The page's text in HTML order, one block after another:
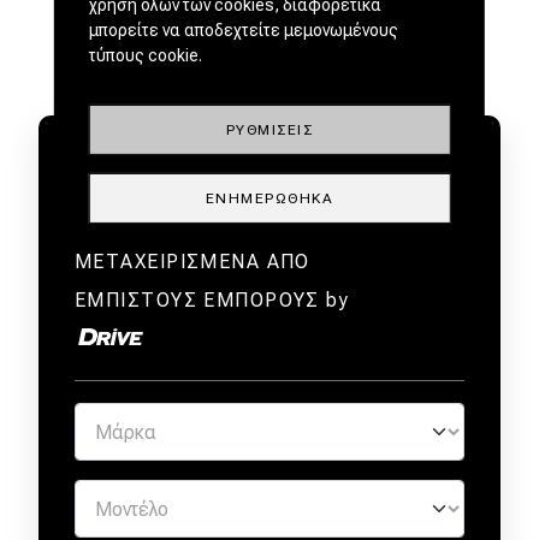
ΜΕΤΑΧΕΙΡΙΣΜΕΝΑ ΑΠΟ
ΕΜΠΙΣΤΟΥΣ ΕΜΠΟΡΟΥΣ by
χρήση όλων των cookies, διαφορετικά
μπορείτε να αποδεχτείτε μεμονωμένους
τύπους cookie.
ΡΥΘΜΊΣΕΙΣ
ΕΝΗΜΕΡΏΘΗΚΑ